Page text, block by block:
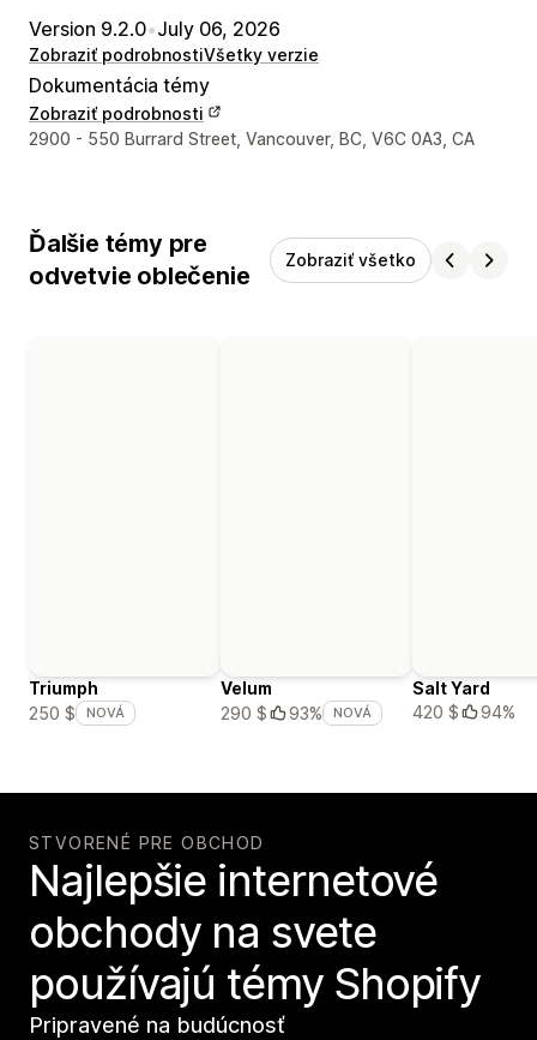
Version 9.2.0•July 06, 2026
Zobraziť podrobnostiVšetky verzie
Dokumentácia témy
Zobraziť podrobnosti
Kontaktné údaje vývojára
2900 - 550 Burrard Street, Vancouver, BC, V6C 0A3, CA
Ďalšie témy pre
odvetvie oblečenie
Zobraziť všetko
Triumph
250 $
NOVÁ
Velum
290 $
93% NOVÁ
Salt Yard
420 $
94%
STVORENÉ PRE OBCHOD
Najlepšie internetové
obchody na svete
používajú témy Shopify
Pripravené na budúcnosť